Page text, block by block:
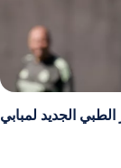
الطبي الجديد لمبابي